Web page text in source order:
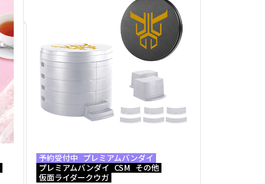
予約受付中 プレミアムバンダイ
プレミアムバンダイ CSM その他
仮面ライダークウガ